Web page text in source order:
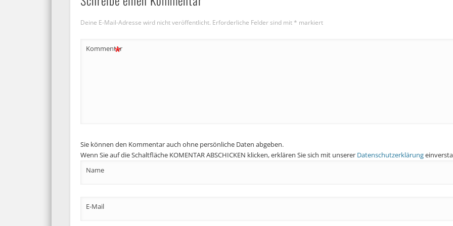
Deine E-Mail-Adresse wird nicht veröffentlicht. Erforderliche Felder sind mit * markiert
Kommentar
*
Sie können den Kommentar auch ohne persönliche Daten abgeben.
Wenn Sie auf die Schaltfläche KOMENTAR ABSCHICKEN klicken, erklären Sie sich mit unserer Datenschutzerklärung
Name
E-Mail